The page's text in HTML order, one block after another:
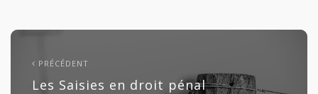
PRÉCÉDENT
Les Saisies en droit pénal